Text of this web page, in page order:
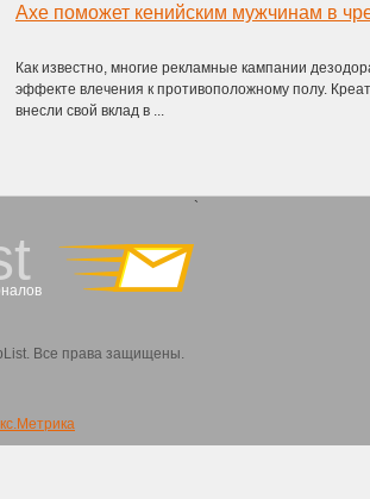
Axe поможет кенийским мужчинам в
Как известно, многие рекламные кампании
эффекте влечения к противоположному полу.
внесли свой вклад в ...
`
Все права защищены.